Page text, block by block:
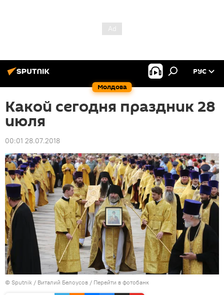
Молдова
РУС
Какой сегодня праздник 28
июля
00:01 28.07.2018
© Sputnik / Виталий Белоусов / Перейти в фотобанк